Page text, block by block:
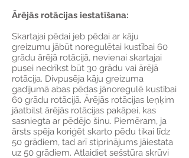
Ārējās rotācijas iestatīšana:
Skartajai pēdai jeb pēdai ar kāju
greizumu jābūt noregulētai kustībai 60
grādu ārējā rotācijā, nevienai skartajai
pusei nedrīkst būt 30 grādu vai ārējā
rotācija. Divpusēja kāju greizuma
gadījumā abas pēdas jānoregulē kustībai
60 grādu rotācijā. Ārējās rotācijas leņķim
jāatbilst ārējās rotācijas pakāpei, kas
sasniegta ar pēdējo šinu. Piemēram, ja
ārsts spēja koriģēt skarto pēdu tikai līdz
50 grādiem, tad arī stiprinājums jāiestata
uz 50 grādiem. Atlaidiet sešstūra skrūvi